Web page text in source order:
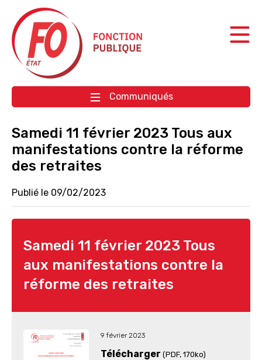
Aller à la navigation
Aller au contenu
Communiqués
Samedi 11 février 2023 Tous aux
manifestations contre la réforme
des retraites
Publié le 09/02/2023
Samedi 11 février 2023 Tous
aux manifestations contre la
réforme des retraites
9 février 2023
Télécharger (PDF, 170ko)